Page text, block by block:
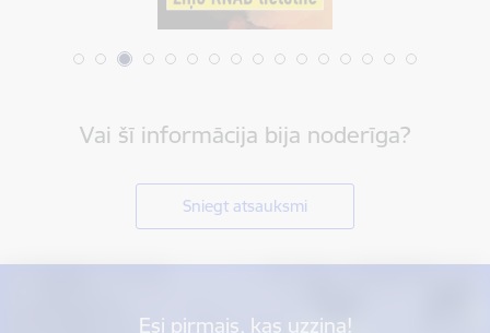
Vai šī informācija bija noderīga?
Sniegt atsauksmi
Esi pirmais, kas uzzina!